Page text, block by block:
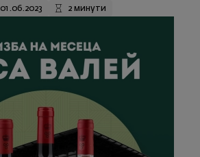
01.06.2023 2 минути